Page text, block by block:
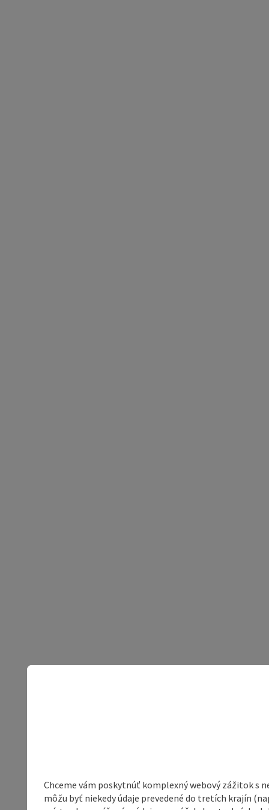
Chceme vám poskytnúť komplexný webový zážitok s
môžu byť niekedy údaje prevedené do tretích krajín